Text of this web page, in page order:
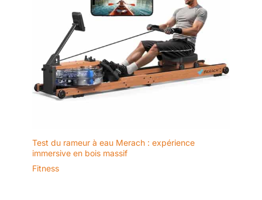
Test du rameur à eau Merach : expérience
immersive en bois massif
Fitness